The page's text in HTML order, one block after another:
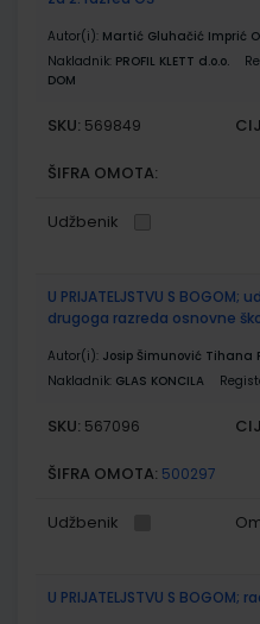
Autor(i): Martić Gluhačić Imprić
Nakladnik: PROFIL KLETT d.o.o.
DOM
SKU: 569849
ŠIFRA OMOTA:
Udžbenik
U PRIJATELJSTVU S
drugoga razreda osnovne
Autor(i): Josip Šimunović Tihana
Nakladnik: GLAS KONCILA
SKU: 567096
ŠIFRA OMOTA: 500297
Udžbenik
U PRIJATELJSTVU S BOGOM;